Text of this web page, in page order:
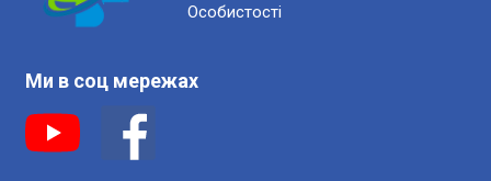
Особистості
Ми в соц мережах